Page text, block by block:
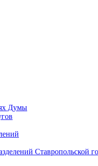
Думы
Ставропольской